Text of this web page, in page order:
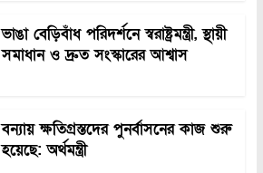
ভাঙা বেড়িবাঁধ পরিদর্শনে স্বরাষ্ট্রমন্ত্রী, স্থায়ী
সমাধান ও দ্রুত সংস্কারের আশ্বাস
বন্যায় ক্ষতিগ্রস্তদের পুনর্বাসনের কাজ শুরু
হয়েছে: অর্থমন্ত্রী